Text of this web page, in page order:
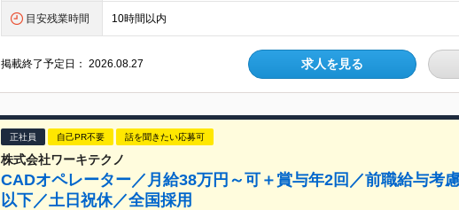
目安残業時間 10時間以内
掲載終了予定日：2026.08.27 求人を見る
正社員 自己PR不要 話を聞きたい応募可
株式会社ワーキテクノ
CADオペレーター／月給38万円～可＋賞与年2回／前職給与考
以下／土日祝休／全国採用